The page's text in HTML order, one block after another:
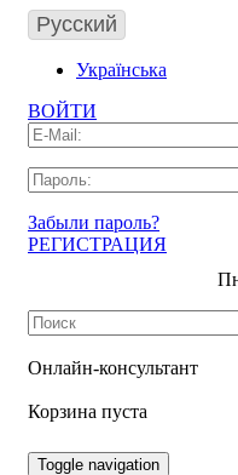
Русский
Українська
ВОЙТИ
Забыли пароль?
РЕГИСТРАЦИЯ
Онлайн-консультант
Корзина пуста
Toggle navigation